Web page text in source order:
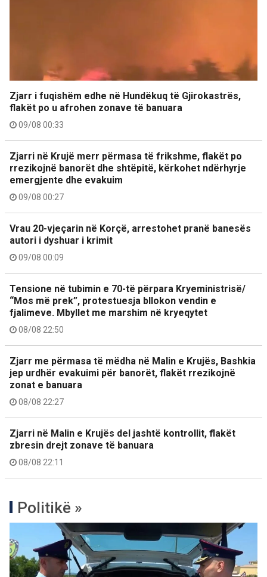
Zjarr i fuqishëm edhe në Hundëkuq të Gjirokastrës,
flakët po u afrohen zonave të banuara
09/08 00:33
Zjarri në Krujë merr përmasa të frikshme, flakët po
rrezikojnë banorët dhe shtëpitë, kërkohet ndërhyrje
emergjente dhe evakuim
09/08 00:27
Vrau 20-vjeçarin në Korçë, arrestohet pranë banesës
autori i dyshuar i krimit
09/08 00:09
Tensione në tubimin e 70-të përpara Kryeministrisë/
“Mos më prek”, protestuesja bllokon vendin e
fjalimeve. Mbyllet me marshim në kryeqytet
08/08 22:50
Zjarr me përmasa të mëdha në Malin e Krujës, Bashkia
jep urdhër evakuimi për banorët, flakët rrezikojnë
zonat e banuara
08/08 22:27
Zjarri në Malin e Krujës del jashtë kontrollit, flakët
zbresin drejt zonave të banuara
08/08 22:11
Politikë »